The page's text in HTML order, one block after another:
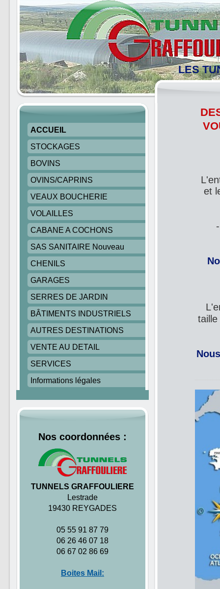
LES
et
-
ACCUEIL
STOCKAGES
BOVINS
OVINS/CAPRINS
VEAUX BOUCHERIE
VOLAILLES
CABANE A COCHONS
SAS SANITAIRE Nouveau
CHENILS
GARAGES
SERRES DE JARDIN
BÂTIMENTS INDUSTRIELS
AUTRES DESTINATIONS
VENTE AU DETAIL
SERVICES
Informations légales
Nos coordonnées :
TUNNELS GRAFFOULIERE
Lestrade
19430 REYGADES
05 55 91 87 79
06 26 46 07 18
06 67 02 86 69
Boites Mail: